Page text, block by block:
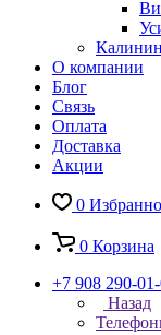
О компании
Блог
Связь
Оплата
Доставка
Акции
0
0 Корзина
+7 908 290-
Назад